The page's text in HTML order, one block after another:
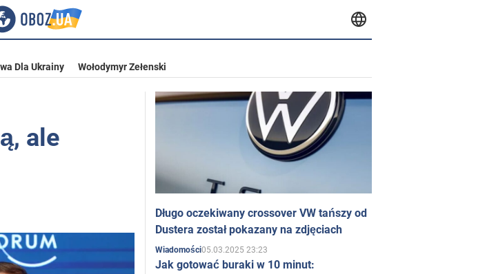
Dla Ukrainy Wołodymyr Zełenski
ale
Długo oczekiwany crossover VW tańszy od
Dustera został pokazany na zdjęciach
Wiadomości05.03.2025 23:23
Jak gotować buraki w 10 minut: